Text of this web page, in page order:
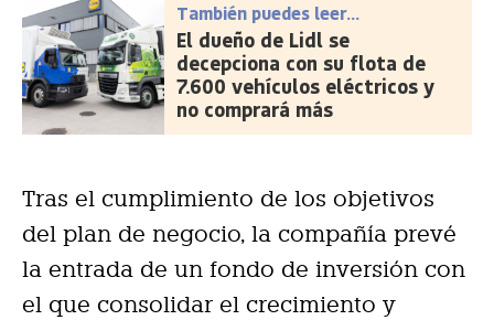
También puedes leer...
El dueño de Lidl se
decepciona con su flota de
7.600 vehículos eléctricos y
no comprará más
Tras el cumplimiento de los objetivos
del plan de negocio, la compañía prevé
la entrada de un fondo de inversión con
el que consolidar el crecimiento y